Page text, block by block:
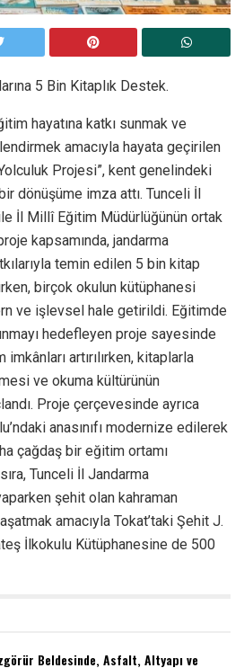
5 Bin Kitaplık Destek.
hayatına katkı sunmak ve
amacıyla hayata geçirilen
Projesi”, kent genelindeki
dönüşüme imza attı. Tunceli İl
İl Millî Eğitim Müdürlüğünün ortak
kapsamında, jandarma
temin edilen 5 bin kitap
birçok okulun kütüphanesi
ve işlevsel hale getirildi. Eğitimde
hedefleyen proje sayesinde
artırılırken, kitaplarla
ve okuma kültürünün
Proje çerçevesinde ayrıca
anasınıfı modernize edilerek
çağdaş bir eğitim ortamı
Tunceli İl Jandarma
şehit olan kahraman
amacıyla Tokat’taki Şehit J.
İlkokulu Kütüphanesine de 500
Beldesinde, Asfalt, Altyapı ve